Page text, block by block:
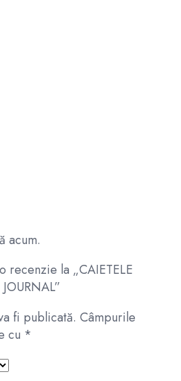
acum.
recenzie la „CAIETELE
fi publicată. Câmpurile
cu *